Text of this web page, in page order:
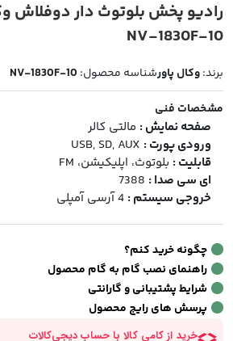
رادیو پخش بلوتوث دار دوفلاش
NV-1830F-10
برند:وکال پاورشناسه محصول: NV-1830F-10
مشخصات فنی
صفحه نمایش : مالتی کالر
ورودی پورت : USB, SD, AUX
قابلیت : بلوتوث، اپلیکیشن، FM
ای سی صدا : 7388
خروجی سیستم : 4 آرسی آمپلی
چگونه خرید کنم؟
راهنمای نصب گام به گام محصول
شرایط پشتیبانی و گارانتی
پرسش های رایج محصول